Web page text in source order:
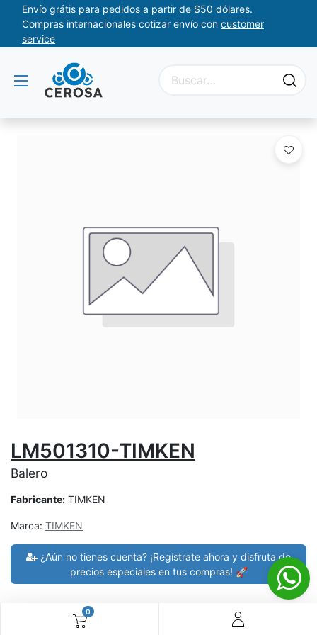
0
Envío grátis para pedidos a partir de $50 dólares.
Compras internacionales cotizar envío con customer
service
LM501310-TIMKEN
Balero
Fabricante: TIMKEN
Marca: TIMKEN
¿Aún no tienes cuenta? ¡Regístrate ahora y disfruta de
precios especiales en tus compras! 🚀
30 días de devolución